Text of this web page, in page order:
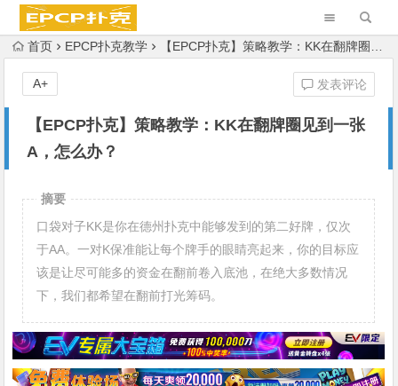
首页 EPCP扑克教学 【EPCP扑克】策略教学：KK在翻牌圈见到一张A，怎么办？
【EPCP扑克】策略教学：KK在翻牌圈见到一张
A，怎么办？
发表评论
A+
摘要
口袋对子KK是你在德州扑克中能够发到的第二好牌，仅次
于AA。一对K保准能让每个牌手的眼睛亮起来，你的目标应
该是让尽可能多的资金在翻前卷入底池，在绝大多数情况
下，我们都希望在翻前打光筹码。